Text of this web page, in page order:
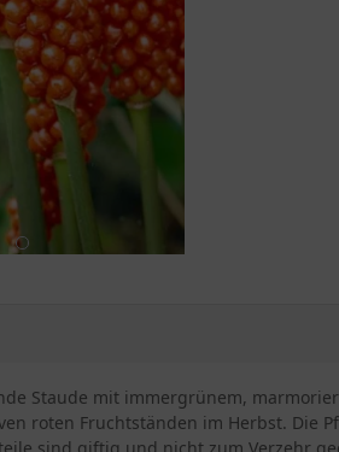
Staude mit immergrünem,
roten Fruchtständen im Herbst. Die